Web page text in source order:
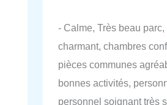
- Calme, Très beau
charmant, chambres
pièces communes
bonnes activités,
personnel soignant très